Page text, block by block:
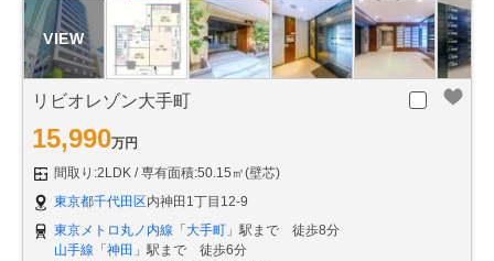
リビオレゾン大手町
15,990万円
間取り:2LDK
専有面積:50.15㎡(壁芯)
東京都千代田区内神田1丁目12-9
東京メトロ丸ノ内線 「 大手町 」駅まで 徒歩8分
山手線 「 神田 」駅まで 徒歩6分